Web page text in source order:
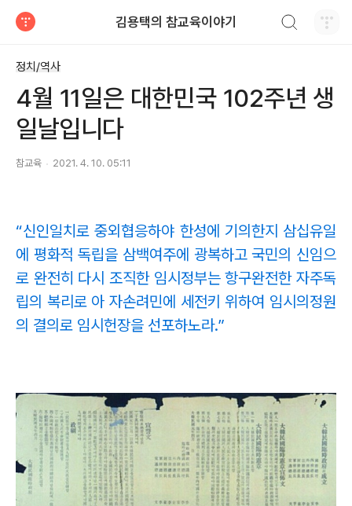
김용택의 참교육이야기
정치/역사
4월 11일은 대한민국 102주년 생
일날입니다
참교육 2021. 4. 10. 05:11
“신인일치로 중외협응하야 한성에 기의한지 삼십유일
에 평화적 독립을 삼백여주에 광복하고 국민의 신임으
로 완전히 다시 조직한 임시정부는 항구완전한 자주독
립의 복리로 아 자손려민에 세전키 위하여 임시의정원
의 결의로 임시헌장을 선포하노라.”